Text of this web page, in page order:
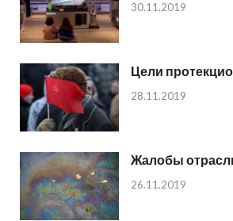
30.11.2019
Цели
28.11.2019
Жалобы
26.11.2019